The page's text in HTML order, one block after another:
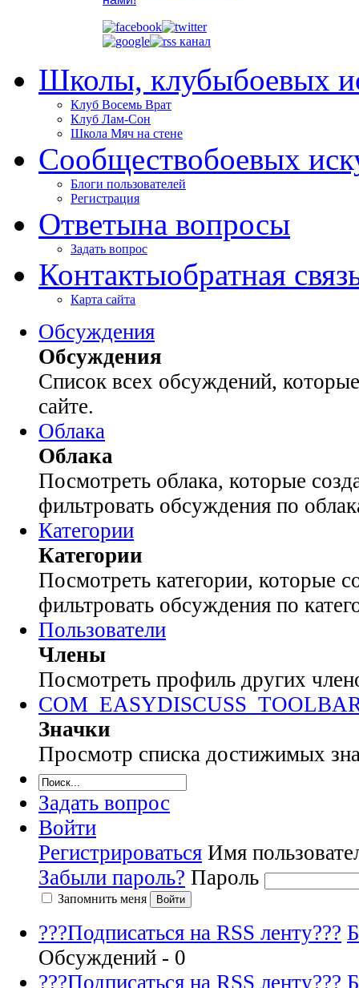
Школы, клубыбоевых
Клуб Восемь Врат
Клуб Лам-Сон
Школа Мяч на стене
Сообществобоевых
Блоги пользователей
Регистрация
Ответына вопросы
Задать вопрос
Контактыобратная
Карта сайта
Обсуждения
Обсуждения
Список всех обсуждений,
сайте.
Облака
Облака
Посмотреть облака, которые
фильтровать обсуждения по
Категории
Категории
Посмотреть категории, которые
фильтровать обсуждения по
Пользователи
Члены
Посмотреть профиль других
Значки
Просмотр списка достижимых
Задать вопрос
Войти
Регистрироваться Имя
Забыли пароль? Пароль
Запомнить меня Войти
???Подписаться на RSS ленту???
Обсуждений - 0
???Подписаться на RSS ленту???